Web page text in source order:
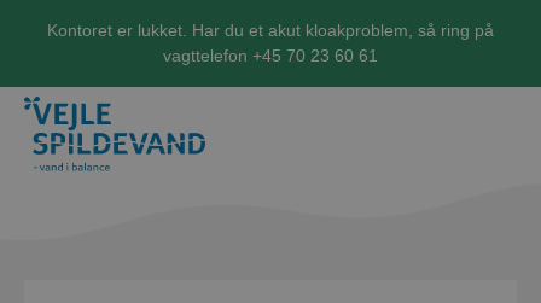
Kontoret er lukket. Har du et akut kloakproblem, så ring på
vagttelefon +45 70 23 60 61